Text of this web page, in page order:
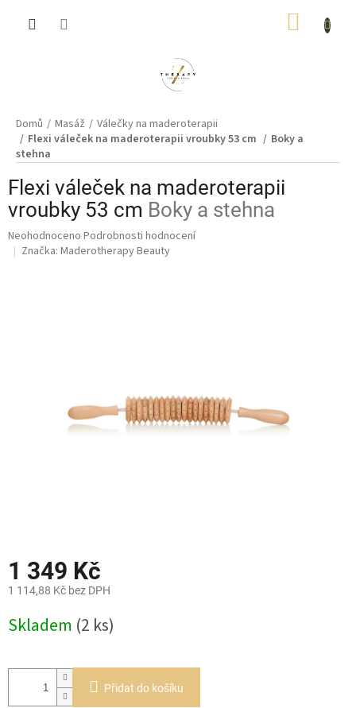
Domů Masáž
Válečky na maderoterapii
Flexi váleček na maderoterapii vroubky 53 cm
Boky a
stehna
Flexi váleček na maderoterapii
vroubky 53 cm Boky a stehna
Průměrné
hodnocení
Neohodnoceno Podrobnosti hodnocení
Značka: Maderotherapy Beauty
1 349 Kč
1 114,88 Kč bez DPH
cena:
Skladem (2 ks)
Přidat do košíku